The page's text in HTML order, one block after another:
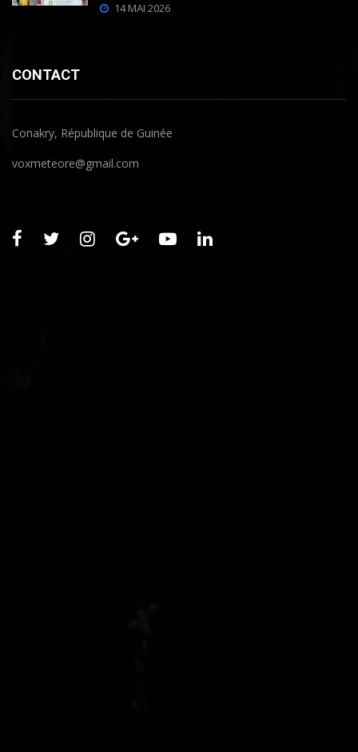
14 MAI 2026
CONTACT
Conakry, République de Guinée
voxmeteore@gmail.com